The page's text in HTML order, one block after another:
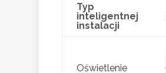
Typ
inteligentnej
instalacji
Oświetlenie